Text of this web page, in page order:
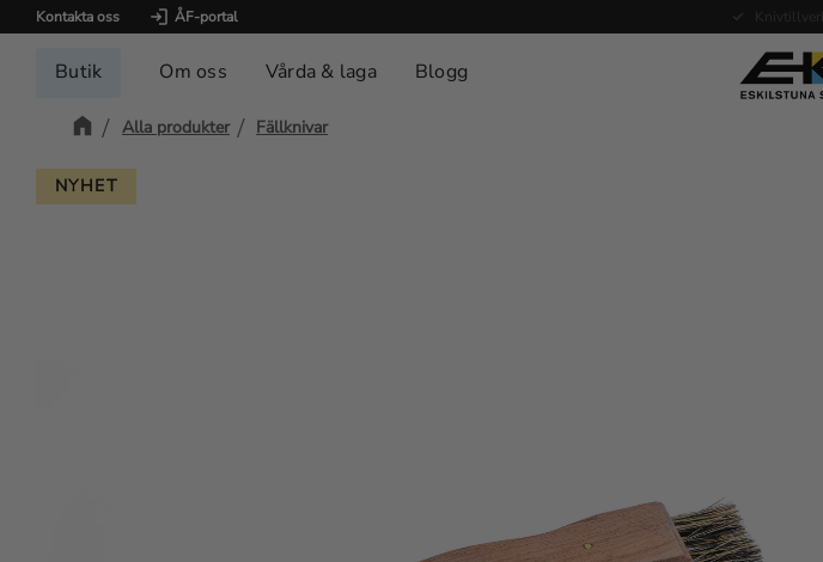
Kontakta oss ÅF-portal
Butik Om oss Vårda & laga Blogg
Alla produkter Fällknivar
NYHET